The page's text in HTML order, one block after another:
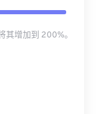
其增加到 200%。